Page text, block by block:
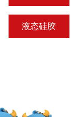
液态硅胶